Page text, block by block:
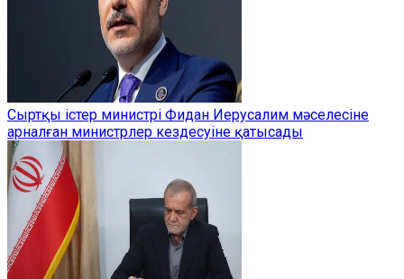
Сыртқы істер министрі Фидан Иерусалим мәселесіне
арналған министрлер кездесуіне қатысады